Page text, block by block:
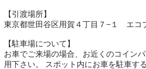
【引渡場所】
東京都世田谷区用賀４丁目７−１　エコ
【駐⾞場について】
お車でご来場の場合、お近くのコイン
用下さい。 スポット内にお車を駐車す